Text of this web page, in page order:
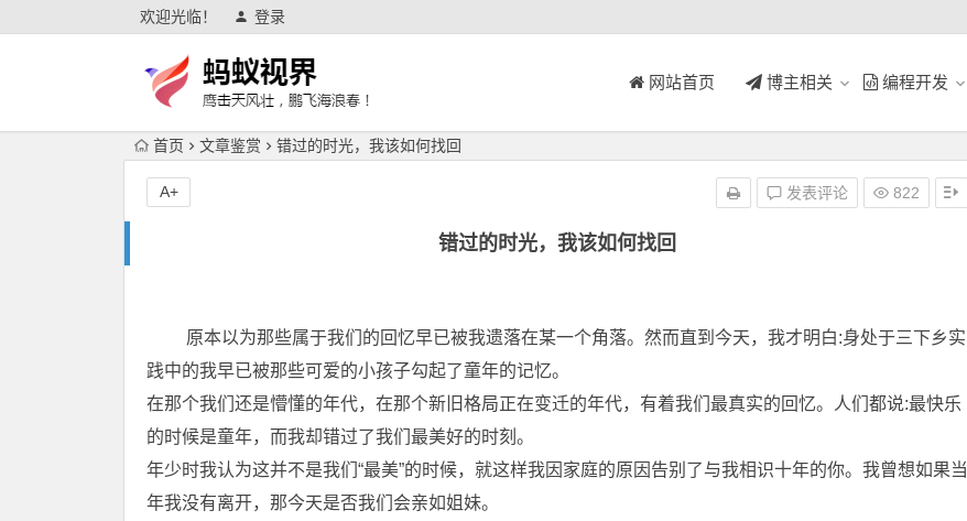
欢迎光临！ 登录
网站首页 博主相关 编程开发
首页 文章鉴赏 错过的时光，我该如何找回
错过的时光，我该如何找回
发表评论 822
A+
原本以为那些属于我们的回忆早已被我遗落在某一个角落。然而直到今天，我才明白:身处于三下乡实
践中的我早已被那些可爱的小孩子勾起了童年的记忆。
在那个我们还是懵懂的年代，在那个新旧格局正在变迁的年代，有着我们最真实的回忆。人们都说:最快乐
的时候是童年，而我却错过了我们最美好的时刻。
年少时我认为这并不是我们“最美”的时候，就这样我因家庭的原因告别了与我相识十年的你。我曾想如果当
年我没有离开，那今天是否我们会亲如姐妹。